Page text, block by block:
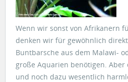
Wenn wir sonst von Afrikanern
denken wir für gewöhnlich
Buntbarsche aus dem Malawi-
große Aquarien benötigen. Aber
und noch dazu wesentlich